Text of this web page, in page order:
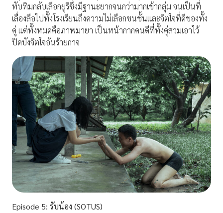
ทับทิมกลับเลือกยูริซึ่งมีฐานะยากจนกว่ามากเข้ากลุ่ม จนเป็นที่
เลื่องลือไปทั้งโรงเรียนถึงความไม่เลือกชนชั้นและจิตใจที่ดีของทั้ง
คู่ แต่ทั้งหมดคือภาพมายา เป็นหน้ากากคนดีที่ทั้งคู่สวมเอาไว้
ปิดบังจิตใจอันร้ายกาจ
Episode 5: รับน้อง (SOTUS)